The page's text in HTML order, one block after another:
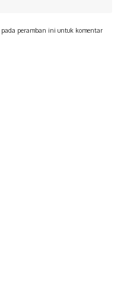
peramban ini untuk komentar